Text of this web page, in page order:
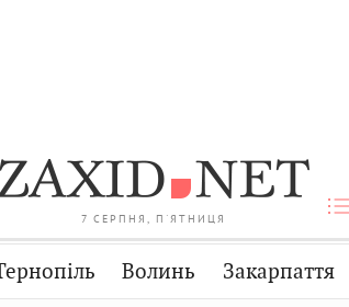
7 СЕРПНЯ, П'ЯТНИЦЯ
Волинь Закарпаття